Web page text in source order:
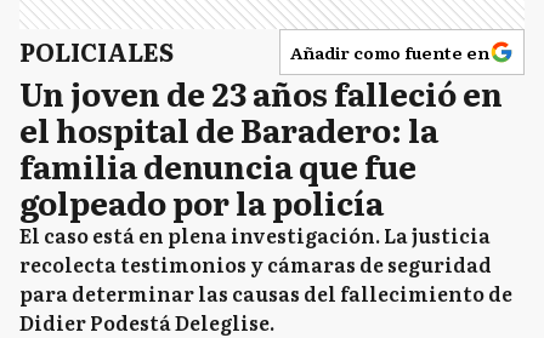
POLICIALES Añadir como fuente en
Un joven de 23 años falleció en
el hospital de Baradero: la
familia denuncia que fue
golpeado por la policía
El caso está en plena investigación. La justicia
recolecta testimonios y cámaras de seguridad
para determinar las causas del fallecimiento de
Didier Podestá Deleglise.